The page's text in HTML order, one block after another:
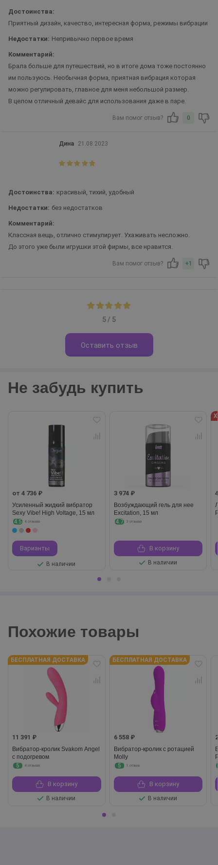
Достоинства:
Приятный дизайн, качество, интересная форма, режимы вибрации
Недостатки: Непривычно первое время
Комментарий:
Брала больше для путешествий, но в итоге дома тоже постоянно
им пользуюсь. Необычная форма, приятная вибрация которая
можно регулировать, главное для меня небольшой размер.
В целом отличный девайс для использования даже в паре.
Вам помог отзыв? 0
Дина 21.08.2023
Достоинства: красивый, тихий, удобный
Недостатки: без недостатков
Комментарий:
Классная вещь, отлично стимулирует. Ухаживать несложно.
До этого уже были игрушки этой фирмы, все нравится.
Вам помог отзыв? +1
5 / 5
Оставить отзыв
Не забудь купить
от 4 736 ₽
Усиленный жидкий вибратор
Sexy Vibe! High Voltage, 15 мл
4.5
4 отзыва
Варианты
В наличии
3 974 ₽
Возбуждающий гель для нее
Excitation, 15 мл
4.7
3 отзыва
В корзину
В наличии
Похожие товары
БЕСПЛАТНАЯ ДОСТАВКА
11 391 ₽
Вибратор-кролик Svakom Angel
с подогревом
5
4 отзыва
В корзину
В наличии
БЕСПЛАТНАЯ ДОСТАВКА
6 558 ₽
Вибратор-кролик с ротацией
Molly
5
1 отзыв
В корзину
В наличии